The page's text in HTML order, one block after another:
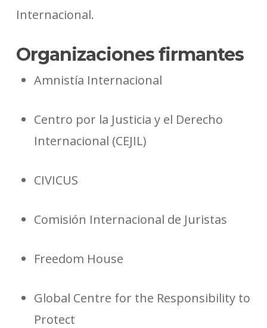
Internacional.
Organizaciones firmantes
Amnistía Internacional
Centro por la Justicia y el Derecho
Internacional (CEJIL)
CIVICUS
Comisión Internacional de Juristas
Freedom House
Global Centre for the Responsibility to
Protect